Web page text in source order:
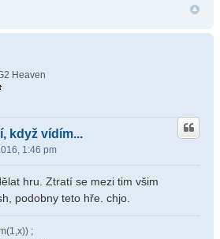
Heaven
když vídím...
1:46 pm
hru. Ztratí se mezi tim všim
podobny teto hře. chjo.
;